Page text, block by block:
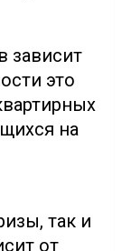
зависит
это
на
так и
от